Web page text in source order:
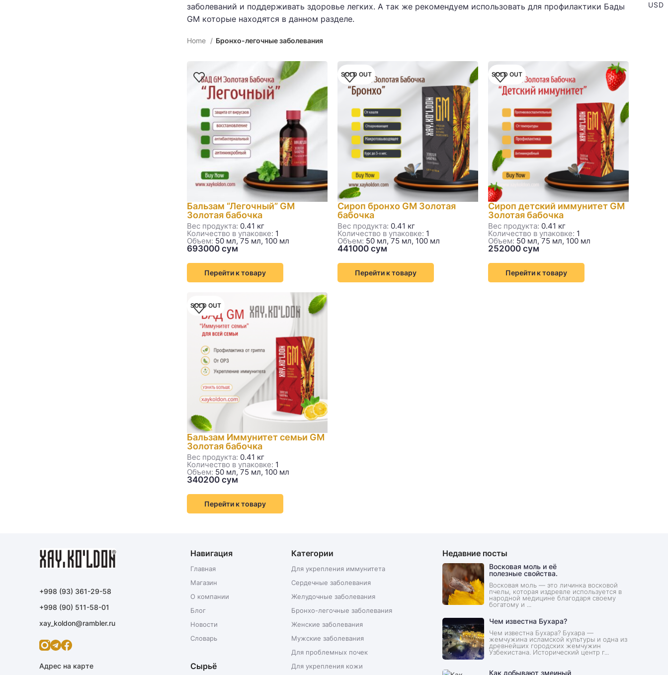
заболеваний и поддерживать здоровье легких. А так же рекомендуем использовать для профилактики Бады
GM которые находятся в данном разделе.
Home Бронхо-легочные заболевания
Бальзам “Легочный” GM
Золотая бабочка
Вес продукта: 0.41 кг
Количество в упаковке: 1
Объем: 50 мл, 75 мл, 100 мл
Перейти к товару
SOLD OUT
Сироп бронхо GM Золотая
бабочка
Вес продукта: 0.41 кг
Количество в упаковке: 1
Объем: 50 мл, 75 мл, 100 мл
Перейти к товару
SOLD OUT
Сироп детский иммунитет GM
Золотая бабочка
Вес продукта: 0.41 кг
Количество в упаковке: 1
Объем: 50 мл, 75 мл, 100 мл
Перейти к товару
SOLD OUT
Бальзам Иммунитет семьи GM
Золотая бабочка
Вес продукта: 0.41 кг
Количество в упаковке: 1
Объем: 50 мл, 75 мл, 100 мл
Перейти к товару
+998 (93) 361-29-58
+998 (90) 511-58-01
xay_koldon@rambler.ru
Адрес на карте
Навигация
Главная
Магазин
О компании
Блог
Новости
Словарь
Сырьё
Категории
Для укрепления иммунитета
Сердечные заболевания
Желудочные заболевания
Бронхо-легочные заболевания
Женские заболевания
Мужские заболевания
Для проблемных почек
Для укрепления кожи
Недавние посты
Восковая моль и её
полезные свойства.
Восковая моль — это личинка восковой
пчелы, которая издревле используется в
народной медицине благодаря своему
богатому и ...
Чем известна Бухара?
Чем известна Бухара? Бухара —
жемчужина исламской культуры и одна из
древнейших городских жемчужин
Узбекистана. Исторический центр г...
Как добывают змеиный
USD